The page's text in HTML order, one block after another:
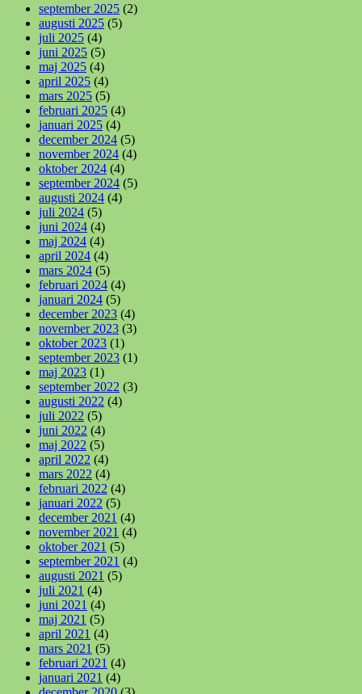
september 2025 (2)
augusti 2025 (5)
juli 2025 (4)
juni 2025 (5)
maj 2025 (4)
april 2025 (4)
mars 2025 (5)
februari 2025 (4)
januari 2025 (4)
december 2024 (5)
november 2024 (4)
oktober 2024 (4)
september 2024 (5)
augusti 2024 (4)
juli 2024 (5)
juni 2024 (4)
maj 2024 (4)
april 2024 (4)
mars 2024 (5)
februari 2024 (4)
januari 2024 (5)
december 2023 (4)
november 2023 (3)
oktober 2023 (1)
september 2023 (1)
maj 2023 (1)
september 2022 (3)
augusti 2022 (4)
juli 2022 (5)
juni 2022 (4)
maj 2022 (5)
april 2022 (4)
mars 2022 (4)
februari 2022 (4)
januari 2022 (5)
december 2021 (4)
november 2021 (4)
oktober 2021 (5)
september 2021 (4)
augusti 2021 (5)
juli 2021 (4)
juni 2021 (4)
maj 2021 (5)
april 2021 (4)
mars 2021 (5)
februari 2021 (4)
januari 2021 (4)